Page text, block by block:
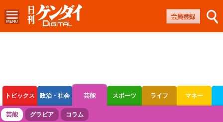
トピックス 政治・社会 芸能 スポーツ ライフ マネー
ボートレース 競輪 オートレース
芸能 グラビア コラム